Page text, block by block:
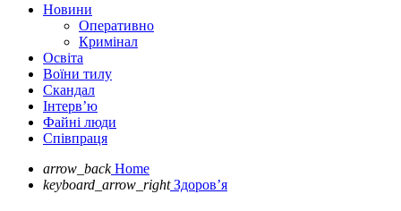
Новини
Оперативно
Кримінал
Освіта
Воїни тилу
Скандал
Інтерв’ю
Файні люди
Співпраця
arrow_back Home
keyboard_arrow_right Здоров’я